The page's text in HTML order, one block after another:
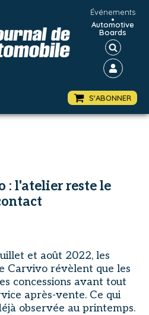
Événements
•
Automotive
Boards
S'ABONNER
: l'atelier reste le
et août 2022, les
Carvivo révèlent que les
concessions avant tout
après-vente. Ce qui
observée au printemps.